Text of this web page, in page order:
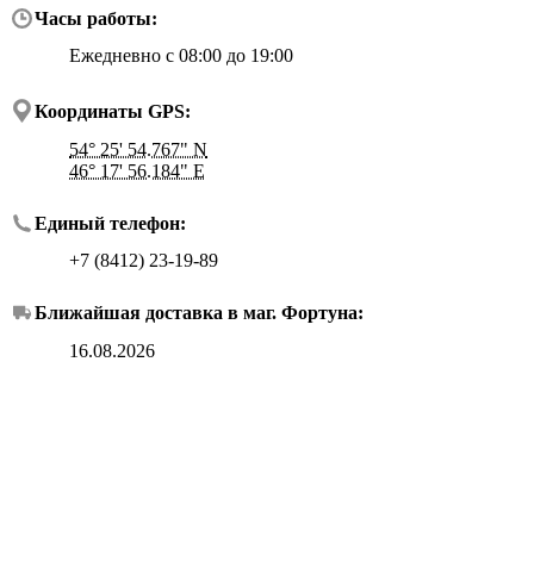
Часы работы:
Ежедневно с 08:00 до 19:00
Координаты GPS:
54° 25' 54.767" N
46° 17' 56.184" E
Единый телефон:
+7 (8412) 23-19-89
Ближайшая доставка в маг. Фортуна:
16.08.2026